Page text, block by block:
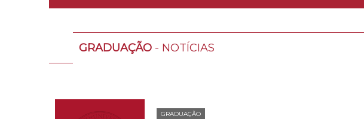
GRADUAÇÃO - NOTÍCIAS
GRADUAÇÃO